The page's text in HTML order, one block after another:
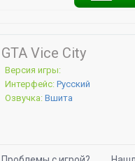
GTA Vice City
Версия игры:
Интерфейс: Русский
Озвучка: Вшита